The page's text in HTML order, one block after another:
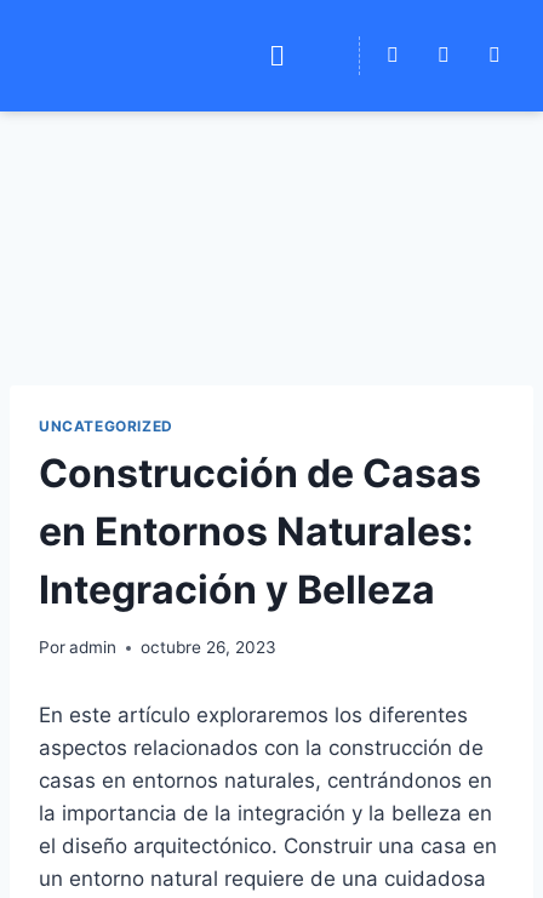
UNCATEGORIZED
Construcción de Casas
en Entornos Naturales:
Integración y Belleza
Poradmin octubre 26, 2023
En este artículo exploraremos los diferentes
aspectos relacionados con la construcción de
casas en entornos naturales, centrándonos en
la importancia de la integración y la belleza en
el diseño arquitectónico. Construir una casa en
un entorno natural requiere de una cuidadosa